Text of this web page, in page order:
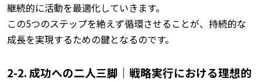
継続的に活動を最適化していきます。
この5つのステップを絶えず循環させることが、持続的な
成長を実現するための鍵となるのです。
2-2. 成功への二人三脚｜戦略実行における理想的